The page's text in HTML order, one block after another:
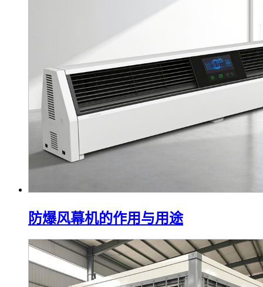
防爆风幕机的作用与用途